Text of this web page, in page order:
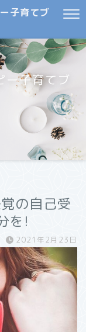
子育てブ
ー子育てブ
の自己受
を!
2021年2月23日